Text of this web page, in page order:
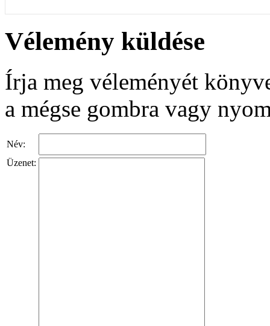
Vélemény küldése
Írja meg véleményét
a mégse gombra vagy
Név:
Üzenet: